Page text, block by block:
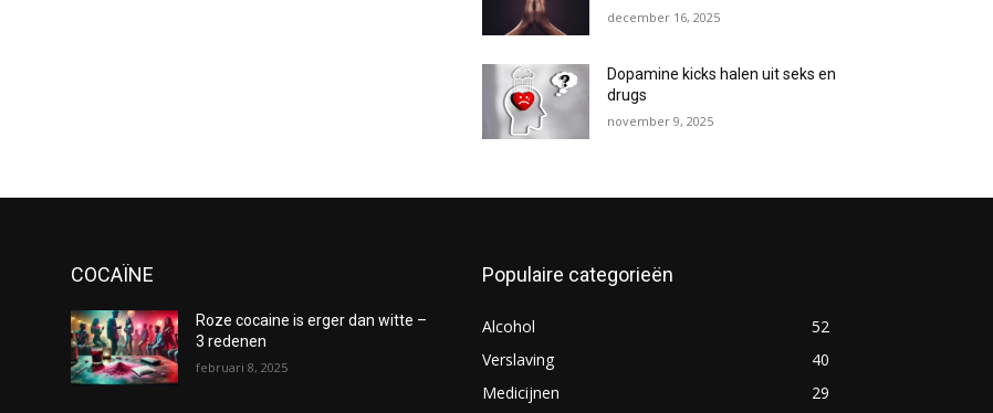
december 16, 2025
Dopamine kicks halen uit seks en
drugs
november 9, 2025
COCAÏNE
Roze cocaine is erger dan witte –
3 redenen
februari 8, 2025
Populaire categorieën
Alcohol
52
Verslaving
40
Medicijnen
29